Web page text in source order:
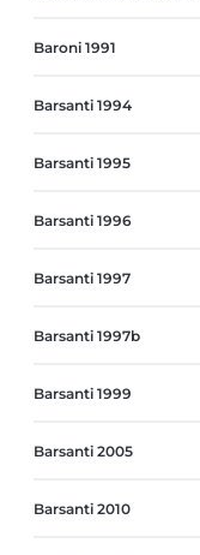
Baroni 1991
Barsanti 1994
Barsanti 1995
Barsanti 1996
Barsanti 1997
Barsanti 1997b
Barsanti 1999
Barsanti 2005
Barsanti 2010